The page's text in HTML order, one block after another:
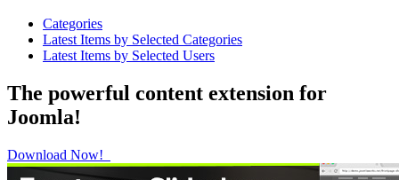
Categories
Latest Items by Selected Categories
Latest Items by Selected Users
The powerful content extension for
Joomla!
Download Now!